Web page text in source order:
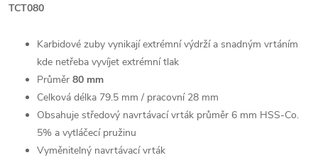
TCT080
Karbidové zuby vynikají extrémní výdrží a snadným vrtáním
kde netřeba vyvíjet extrémní tlak
Průměr 80 mm
Celková délka 79.5 mm / pracovní 28 mm
Obsahuje středový navrtávací vrták průměr 6 mm HSS-Co.
5% a vytláčecí pružinu
Vyměnitelný navrtávací vrták